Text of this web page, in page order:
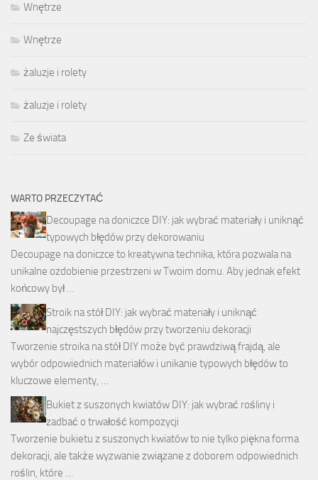
Wnętrze
Wnętrze
żaluzje i rolety
żaluzje i rolety
Ze świata
WARTO PRZECZYTAĆ
Decoupage na doniczce DIY: jak wybrać materiały i uniknąć
typowych błędów przy dekorowaniu
Decoupage na doniczce to kreatywna technika, która pozwala na
unikalne ozdobienie przestrzeni w Twoim domu. Aby jednak efekt
końcowy był …
Stroik na stół DIY: jak wybrać materiały i uniknąć
najczęstszych błędów przy tworzeniu dekoracji
Tworzenie stroika na stół DIY może być prawdziwą frajdą, ale
wybór odpowiednich materiałów i unikanie typowych błędów to
kluczowe elementy, …
Bukiet z suszonych kwiatów DIY: jak wybrać rośliny i
zadbać o trwałość kompozycji
Tworzenie bukietu z suszonych kwiatów to nie tylko piękna forma
dekoracji, ale także wyzwanie związane z doborem odpowiednich
roślin, które …